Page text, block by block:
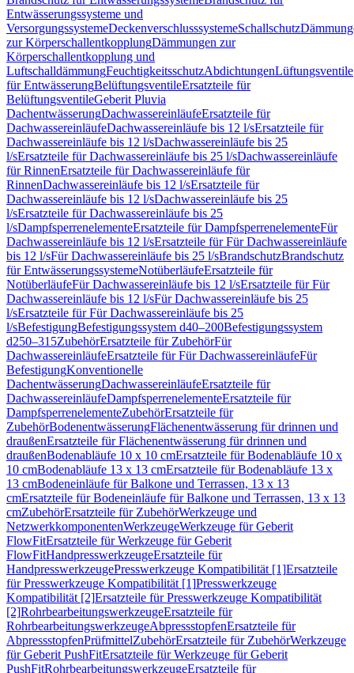
Entwässerungssysteme und
VersorgungssystemeDeckenverschlusssystemeSchallschutz
zur KörperschallentkopplungDämmungen zur
Körperschallentkopplung und
LuftschalldämmungFeuchtigkeitsschutzAbdichtungenLüftungsventile
für EntwässerungBelüftungsventileErsatzteile für
BelüftungsventileGeberit Pluvia
DachentwässerungDachwassereinläufeErsatzteile für
DachwassereinläufeDachwassereinläufe bis 12 l/sErsatzteile für
Dachwassereinläufe bis 12 l/sDachwassereinläufe bis 25
l/sErsatzteile für Dachwassereinläufe bis 25 l/sDachwassereinläufe
für RinnenErsatzteile für Dachwassereinläufe für
RinnenDachwassereinläufe bis 12 l/sErsatzteile für
Dachwassereinläufe bis 12 l/sDachwassereinläufe bis 25
l/sErsatzteile für Dachwassereinläufe bis 25
l/sDampfsperrenelementeErsatzteile für DampfsperrenelementeFür
Dachwassereinläufe bis 12 l/sErsatzteile für Für Dachwassereinläufe
bis 12 l/sFür Dachwassereinläufe bis 25 l/sBrandschutzBrandschutz
für EntwässerungssystemeNotüberläufeErsatzteile für
NotüberläufeFür Dachwassereinläufe bis 12 l/sErsatzteile für Für
Dachwassereinläufe bis 12 l/sFür Dachwassereinläufe bis 25
l/sErsatzteile für Für Dachwassereinläufe bis 25
l/sBefestigungBefestigungssystem d40–200Befestigungssystem
d250–315ZubehörErsatzteile für ZubehörFür
DachwassereinläufeErsatzteile für Für DachwassereinläufeFür
BefestigungKonventionelle
DachentwässerungDachwassereinläufeErsatzteile für
DachwassereinläufeDampfsperrenelementeErsatzteile für
DampfsperrenelementeZubehörErsatzteile für
ZubehörBodenentwässerungFlächenentwässerung für drinnen und
draußenErsatzteile für Flächenentwässerung für drinnen und
draußenBodenabläufe 10 x 10 cmErsatzteile für Bodenabläufe 10 x
10 cmBodenabläufe 13 x 13 cmErsatzteile für Bodenabläufe 13 x
13 cmBodeneinläufe für Balkone und Terrassen, 13 x 13
cmErsatzteile für Bodeneinläufe für Balkone und Terrassen, 13 x 13
cmZubehörErsatzteile für ZubehörWerkzeuge und
NetzwerkkomponentenWerkzeugeWerkzeuge für Geberit
FlowFitErsatzteile für Werkzeuge für Geberit
FlowFitHandpresswerkzeugeErsatzteile für
HandpresswerkzeugePresswerkzeuge Kompatibilität [1]Ersatzteile
für Presswerkzeuge Kompatibilität [1]Presswerkzeuge
Kompatibilität [2]Ersatzteile für Presswerkzeuge Kompatibilität
[2]RohrbearbeitungswerkzeugeErsatzteile für
RohrbearbeitungswerkzeugeAbpressstopfenErsatzteile für
AbpressstopfenPrüfmittelZubehörErsatzteile für ZubehörWerkzeuge
für Geberit PushFitErsatzteile für Werkzeuge für Geberit
PushFitRohrbearbeitungswerkzeugeErsatzteile für